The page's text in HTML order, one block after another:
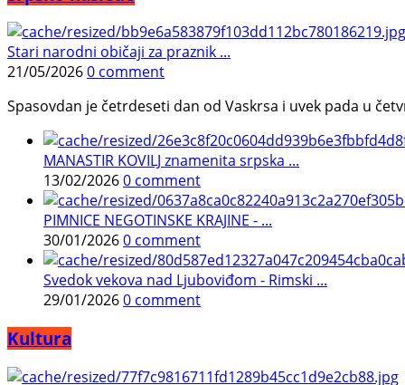
Stari narodni običaji za praznik ...
21/05/20260 comment
Spasovdan je četrdeseti dan od Vaskrsa i uvek pada u
MANASTIR KOVILJ znamenita srpska ...
13/02/20260 comment
PIMNICE NEGOTINSKE KRAJINE - ...
30/01/20260 comment
Svedok vekova nad Ljuboviđom - Rimski ...
29/01/20260 comment
Kultura